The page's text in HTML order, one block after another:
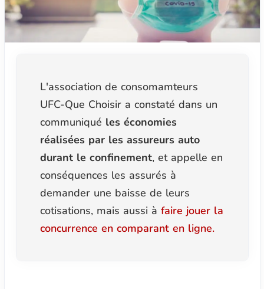
L'association de consomamteurs
UFC-Que Choisir a constaté dans un
communiqué les économies
réalisées par les assureurs auto
durant le confinement, et appelle en
conséquences les assurés à
demander une baisse de leurs
cotisations, mais aussi à faire jouer la
concurrence en comparant en ligne.